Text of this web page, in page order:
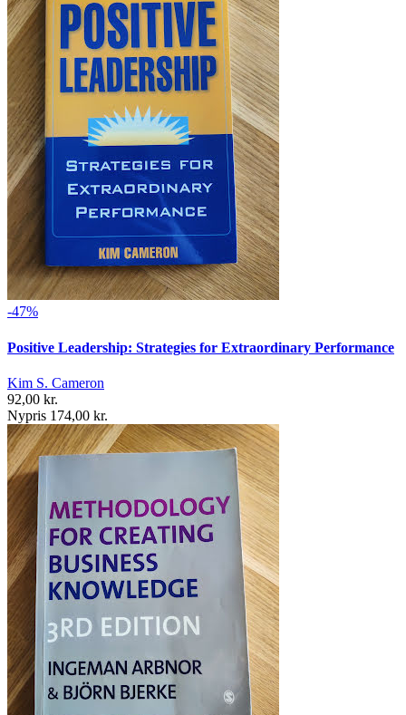
-47%
Positive Leadership: Strategies for Extraordinary Performance
Kim S. Cameron
92,00 kr.
Nypris 174,00 kr.